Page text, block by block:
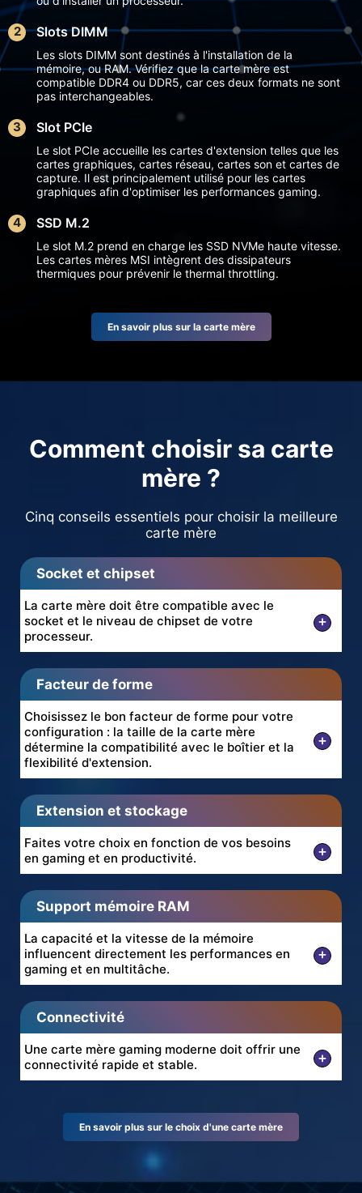
Slots DIMM
Les slots DIMM sont destinés à l'installation de la
mémoire, ou RAM. Vérifiez que la carte mère est
compatible DDR4 ou DDR5, car ces deux formats ne sont
pas interchangeables.
Slot PCIe
Le slot PCIe accueille les cartes d'extension telles que les
cartes graphiques, cartes réseau, cartes son et cartes de
capture. Il est principalement utilisé pour les cartes
graphiques afin d'optimiser les performances gaming.
SSD M.2
Le slot M.2 prend en charge les SSD NVMe haute vitesse.
Les cartes mères MSI intègrent des dissipateurs
thermiques pour prévenir le thermal throttling.
En savoir plus sur la carte mère
Comment choisir sa carte
mère ?
Cinq conseils essentiels pour choisir la meilleure
carte mère
Socket et chipset
La carte mère doit être compatible avec le
socket et le niveau de chipset de votre
processeur.
+
Facteur de forme
Choisissez le bon facteur de forme pour votre
configuration : la taille de la carte mère
détermine la compatibilité avec le boîtier et la
flexibilité d'extension.
+
Extension et stockage
Faites votre choix en fonction de vos besoins
en gaming et en productivité.
+
Support mémoire RAM
La capacité et la vitesse de la mémoire
influencent directement les performances en
gaming et en multitâche.
+
Connectivité
Une carte mère gaming moderne doit offrir une
connectivité rapide et stable.
+
En savoir plus sur le choix d'une carte mère